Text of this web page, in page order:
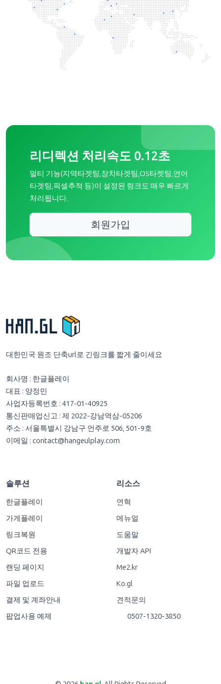
리디렉션 처리속도 0.12초
멀티 기능(지역타겟팅,장치타겟팅,OS타켓팅,언어
타겟팅,픽셀추적 등)이 설정된 링크도 매우 빠르게
처리됩니다.
회원가입
대한민국 원조 단축url로 긴링크를 짧게 줄이세요
회사명 : 한글플레이
대표 : 양정민
사업자등록번호 : 417-01-40925
통신판매업신고 : 제 2022-강남역삼-05206
주소 : 서울특별시 강남구 언주로 506, 501-9호
이메일 : contact@hangeulplay.com
솔루션
한글플레이
가게플레이
링크복원
QR코드 전용
랜딩 페이지
파일 업로드
결제 및 계좌안내
팝업사용 예제
리소스
연혁
메뉴얼
도움말
개발자 API
Me2.kr
Ko.gl
견적문의
0507-1320-3850